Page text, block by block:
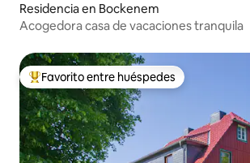
Residencia en Bockenem
Acogedora casa de vacaciones tranquila
De los mejores en Favorito entre huéspedes
Favorito entre huéspedes